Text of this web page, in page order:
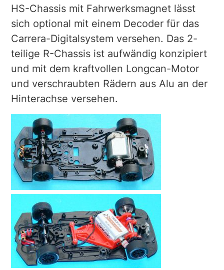
HS-Chassis mit Fahrwerksmagnet lässt
sich optional mit einem Decoder für das
Carrera-Digitalsystem versehen. Das 2-
teilige R-Chassis ist aufwändig konzipiert
und mit dem kraftvollen Longcan-Motor
und verschraubten Rädern aus Alu an der
Hinterachse versehen.